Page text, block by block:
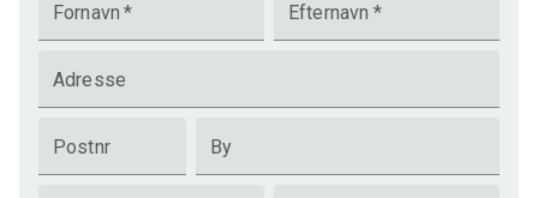
Fornavn * Efternavn *
Adresse
Postnr By